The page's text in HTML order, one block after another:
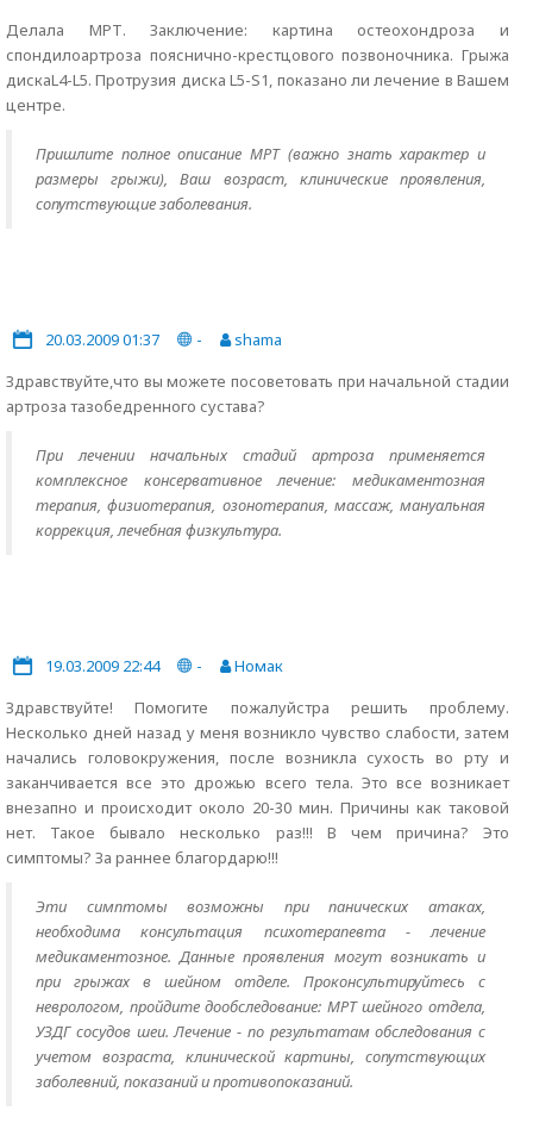
Делала МРТ. Заключение: картина остеохондроза и
спондилоартроза пояснично-крестцового позвоночника. Грыжа
дискаL4-L5. Протрузия диска L5-S1, показано ли лечение в Вашем
центре.
Пришлите полное описание МРТ (важно знать характер и
размеры грыжи), Ваш возраст, клинические проявления,
сопутствующие заболевания.
20.03.2009 01:37 -
shama
Здравствуйте,что вы можете посоветовать при начальной стадии
артроза тазобедренного сустава?
При лечении начальных стадий артроза применяется
комплексное консервативное лечение: медикаментозная
терапия, физиотерапия, озонотерапия, массаж, мануальная
коррекция, лечебная физкультура.
19.03.2009 22:44 -
Номак
Здравствуйте! Помогите пожалуйстра решить проблему.
Несколько дней назад у меня возникло чувство слабости, затем
начались головокружения, после возникла сухость во рту и
заканчивается все это дрожью всего тела. Это все возникает
внезапно и происходит около 20-30 мин. Причины как таковой
нет. Такое бывало несколько раз!!! В чем причина? Это
симптомы? За раннее благордарю!!!
Эти симптомы возможны при панических атаках,
необходима консультация психотерапевта - лечение
медикаментозное. Данные проявления могут возникать и
при грыжах в шейном отделе. Проконсультируйтесь с
неврологом, пройдите дообследование: МРТ шейного отдела,
УЗДГ сосудов шеи. Лечение - по результатам обследования с
учетом возраста, клинической картины, сопутствующих
заболевний, показаний и противопоказаний.